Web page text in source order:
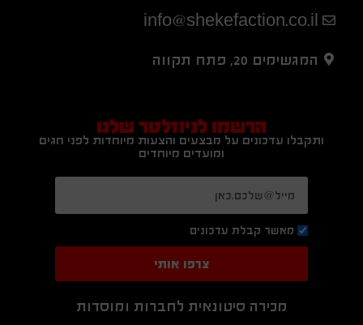
info@shekefaction.co.il
המגשימים 20, פתח תקווה
הרשמו לניוזלטר שלנו
ותקבלו עדכונים על מבצעים והצעות מיוחדות לפני חגים
ומועדים מיוחדים
מאשר קבלת עדכונים
צרפו אותי
מכירה סיטונאית לחברות ומוסדות